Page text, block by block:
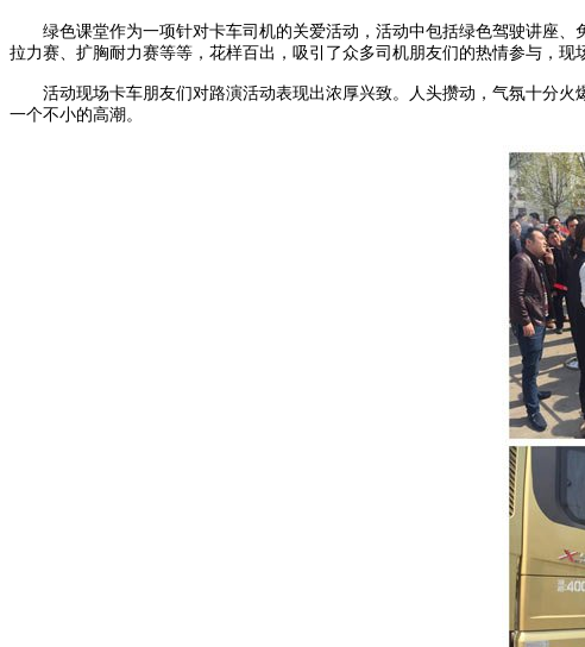
绿色课堂作为一项针对卡车司机的关爱活动，活动中包括绿色驾驶讲座、
拉力赛、扩胸耐力赛等等，花样百出，吸引了众多司机朋友们的热情参与，
活动现场卡车朋友们对路演活动表现出浓厚兴致。人头攒动，气氛十分火
一个不小的高潮。